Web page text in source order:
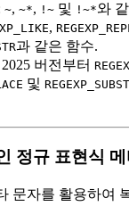
~, ~*, !~ 및 !~*와
,
과 같은 함수.
2025 버전부터
및
정규 표현식
문자를 활용하여